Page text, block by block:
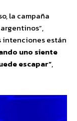
la campaña
intenciones están
uno siente
escapar”,